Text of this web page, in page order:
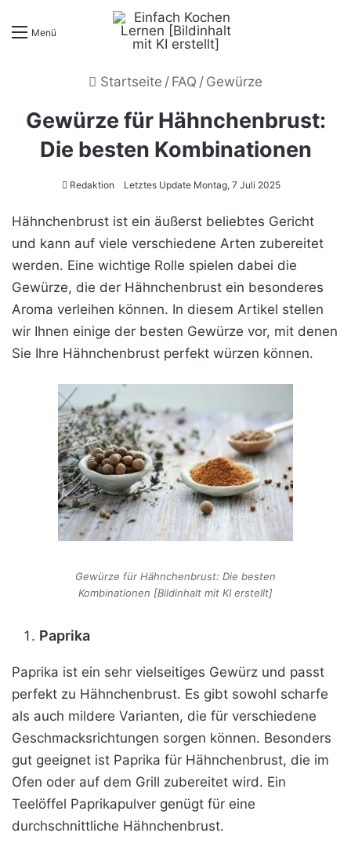
Menü
Startseite / FAQ / Gewürze
Gewürze für Hähnchenbrust:
Die besten Kombinationen
Redaktion Letztes Update Montag, 7 Juli 2025
Hähnchenbrust ist ein äußerst beliebtes Gericht
und kann auf viele verschiedene Arten zubereitet
werden. Eine wichtige Rolle spielen dabei die
Gewürze, die der Hähnchenbrust ein besonderes
Aroma verleihen können. In diesem Artikel stellen
wir Ihnen einige der besten Gewürze vor, mit denen
Sie Ihre Hähnchenbrust perfekt würzen können.
Gewürze für Hähnchenbrust: Die besten
Kombinationen [Bildinhalt mit KI erstellt]
Paprika
Paprika ist ein sehr vielseitiges Gewürz und passt
perfekt zu Hähnchenbrust. Es gibt sowohl scharfe
als auch mildere Varianten, die für verschiedene
Geschmacksrichtungen sorgen können. Besonders
gut geeignet ist Paprika für Hähnchenbrust, die im
Ofen oder auf dem Grill zubereitet wird. Ein
Teelöffel Paprikapulver genügt für eine
durchschnittliche Hähnchenbrust.